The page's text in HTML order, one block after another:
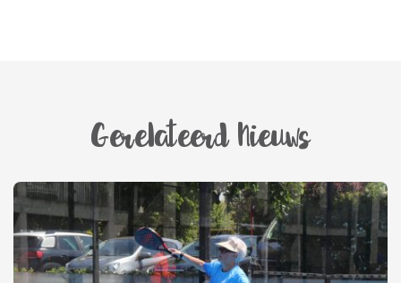
Gerelateerd Nieuws